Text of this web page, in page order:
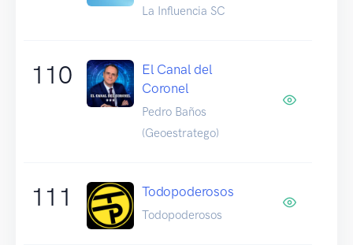
La Influencia SC
110
El Canal del
Coronel
Pedro Baños
(Geoestratego)
111 Todopoderosos
Todopoderosos